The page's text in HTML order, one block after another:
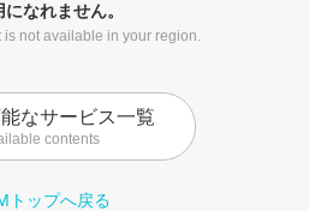
になれません。
is not available in your region.
なサービス一覧
contents
トップへ戻る